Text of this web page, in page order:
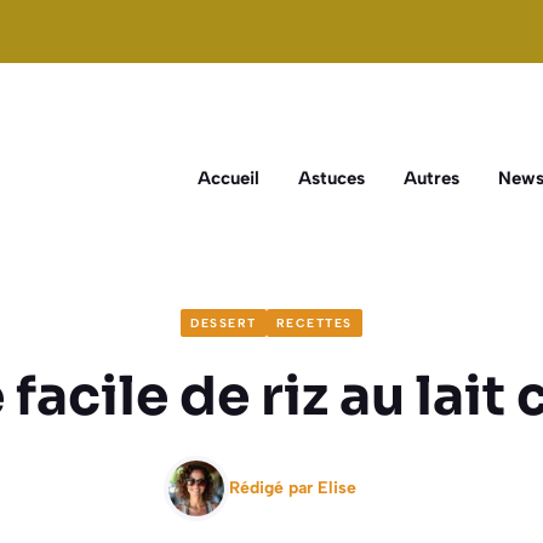
Accueil Astuces Autres News
DESSERT RECETTES
facile de riz au lait
Rédigé par Elise